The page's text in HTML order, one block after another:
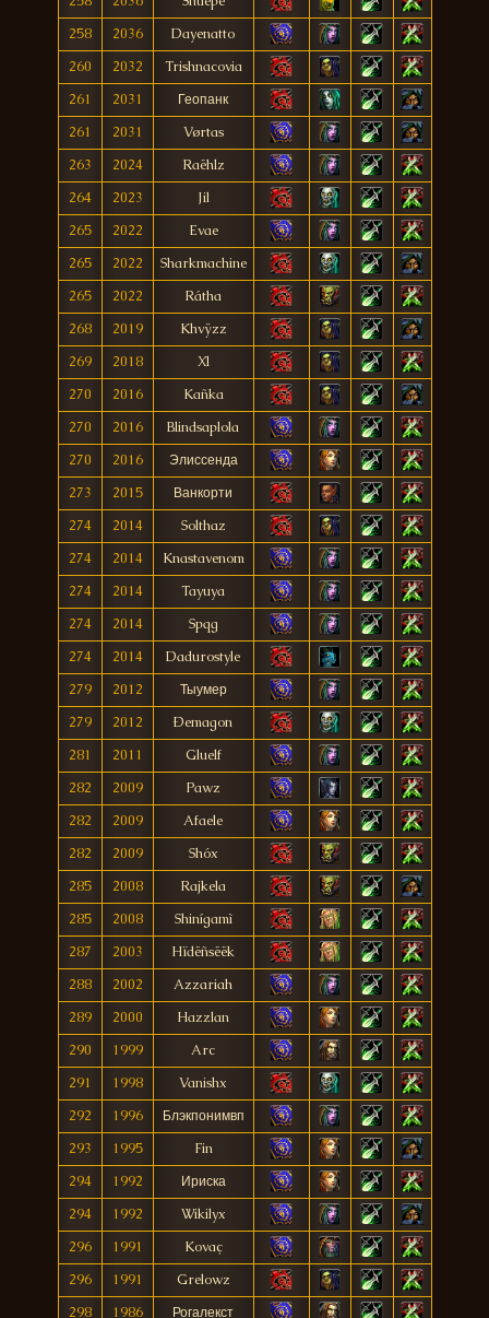
258
2036
Dayenatto
260
2032
Trishnacovia
261
2031
Геопанк
261
2031
Vørtas
263
2024
Raëhlz
264
2023
Jil
265
2022
Evae
265
2022
Sharkmachine
265
2022
Rátha
268
2019
Khvÿzz
269
2018
Xl
270
2016
Kañka
270
2016
Blindsaplola
270
2016
Элиссенда
273
2015
Ванкорти
274
2014
Solthaz
274
2014
Knastavenom
274
2014
Tayuya
274
2014
Spqg
274
2014
Dadurostyle
279
2012
Тыумер
279
2012
Ðemagon
281
2011
Gluelf
282
2009
Pawz
282
2009
Afaele
282
2009
Shóx
285
2008
Rajkela
285
2008
Shinígamì
287
2003
Hïdëñsëëk
288
2002
Azzariah
289
2000
Hazzlan
290
1999
Arc
291
1998
Vanishx
292
1996
Блэкпонимвп
293
1995
Fin
294
1992
Ириска
294
1992
Wikilyx
296
1991
Kovaç
296
1991
Grelowz
298
1986 Рогалекст